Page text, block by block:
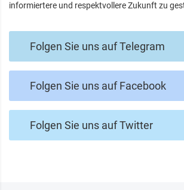
informiertere und respektvollere Zukunft zu
Folgen Sie uns auf Telegram
Folgen Sie uns auf Facebook
Folgen Sie uns auf Twitter